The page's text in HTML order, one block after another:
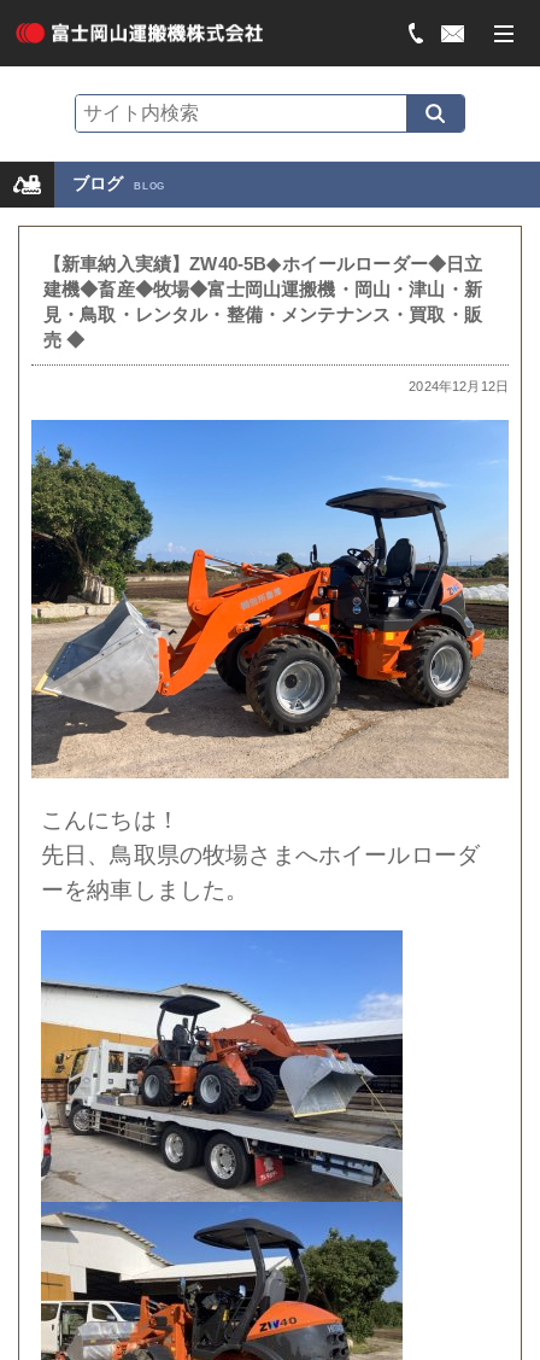
ブログ BLOG
【新車納入実績】ZW40-5B◆ホイールローダー◆日立
建機◆畜産◆牧場◆富士岡山運搬機・岡山・津山・新
見・鳥取・レンタル・整備・メンテナンス・買取・販
売 ◆
2024年12月12日
こんにちは！
先日、鳥取県の牧場さまへホイールローダ
ーを納車しました。